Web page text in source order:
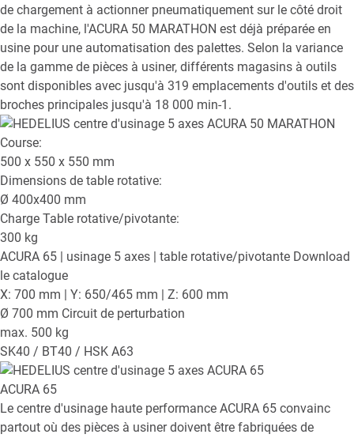
de chargement à actionner pneumatiquement sur le côté droit
de la machine, l'ACURA 50 MARATHON est déjà préparée en
usine pour une automatisation des palettes. Selon la variance
de la gamme de pièces à usiner, différents magasins à outils
sont disponibles avec jusqu'à 319 emplacements d'outils et des
broches principales jusqu'à 18 000 min-1.
Course:
500 x 550 x 550 mm
Dimensions de table rotative:
Ø 400x400 mm
Charge Table rotative/pivotante:
300 kg
ACURA 65 | usinage 5 axes | table rotative/pivotante Download
le catalogue
X: 700 mm | Y: 650/465 mm | Z: 600 mm
Ø 700 mm Circuit de perturbation
max. 500 kg
SK40 / BT40 / HSK A63
ACURA 65
Le centre d'usinage haute performance ACURA 65 convainc
partout où des pièces à usiner doivent être fabriquées de